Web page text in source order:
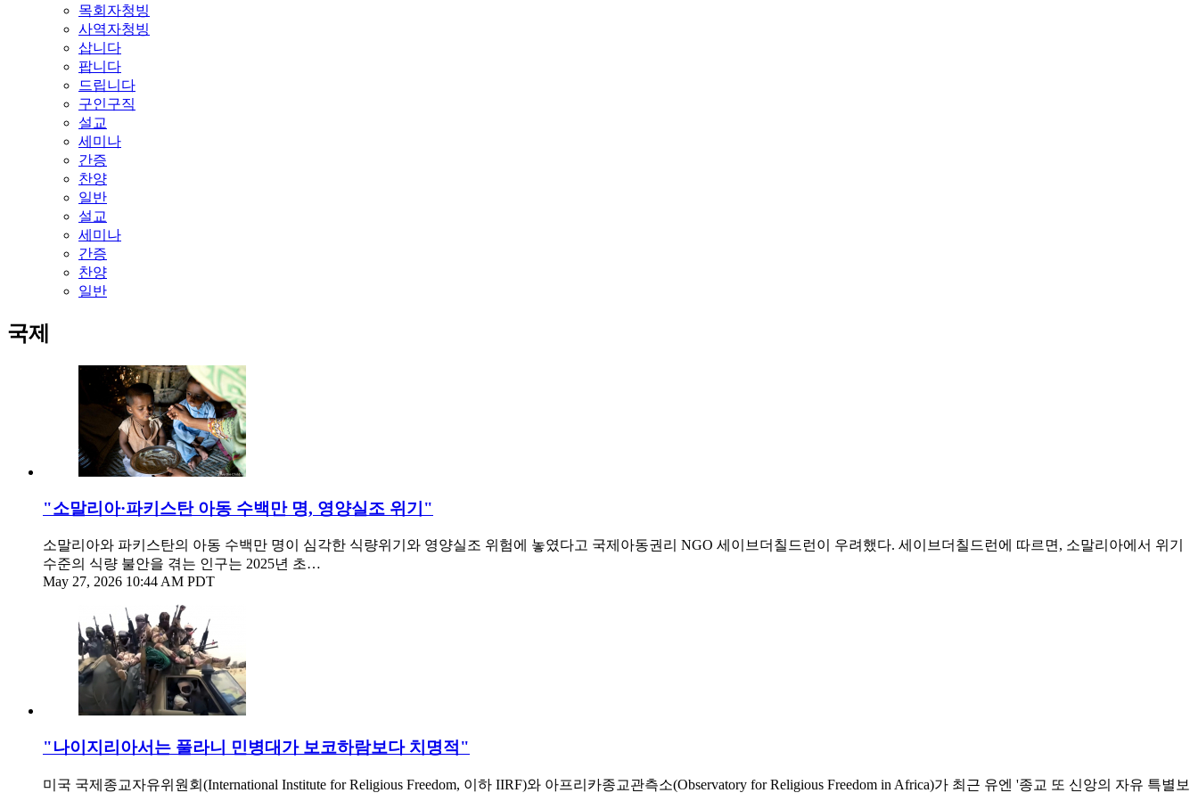
목회자청빙
사역자청빙
삽니다
팝니다
드립니다
구인구직
설교
세미나
간증
찬양
일반
설교
세미나
간증
찬양
일반
국제
"소말리아·파키스탄 아동 수백만 명, 영양실조 위기"
소말리아와 파키스탄의 아동 수백만 명이 심각한 식량위기와 영양실조 위험에 놓였다고 국제아동권리 NGO 세이브더칠드런이 우려했다. 세이브더칠드런에 따르면, 소말리아에서 위기
수준의 식량 불안을 겪는 인구는 2025년 초…
May 27, 2026 10:44 AM PDT
"나이지리아서는 풀라니 민병대가 보코하람보다 치명적"
미국 국제종교자유위원회(International Institute for Religious Freedom, 이하 IIRF)와 아프리카종교관측소(Observatory for Religious Freedom in Africa)가 최근 유엔 '종교 또 신앙의 자유 특별보